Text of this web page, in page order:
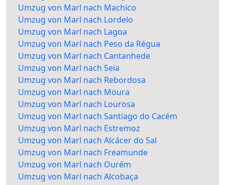
Umzug von Marl nach Machico
Umzug von Marl nach Lordelo
Umzug von Marl nach Lagoa
Umzug von Marl nach Peso da Régua
Umzug von Marl nach Cantanhede
Umzug von Marl nach Seia
Umzug von Marl nach Rebordosa
Umzug von Marl nach Moura
Umzug von Marl nach Lourosa
Umzug von Marl nach Santiago do Cacém
Umzug von Marl nach Estremoz
Umzug von Marl nach Alcácer do Sal
Umzug von Marl nach Freamunde
Umzug von Marl nach Ourém
Umzug von Marl nach Alcobaça